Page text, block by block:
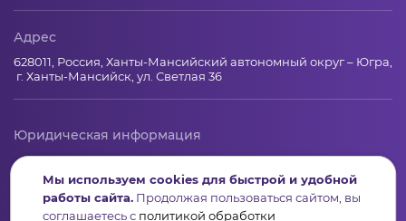
Адрес
628011, Россия, Ханты-Мансийский автономный округ – Югра,
г. Ханты-Мансийск, ул. Светлая 36
Юридическая информация
Региональный грантооператор Фонд «Центр гражданских и
социальных инициатив Югры»
Юридический и почтовый адрес: 628011, Ханты-Мансийск,
Мы используем cookies для быстрой и удобной
работы сайта. Продолжая пользоваться сайтом, вы
соглашаетесь с политикой обработки